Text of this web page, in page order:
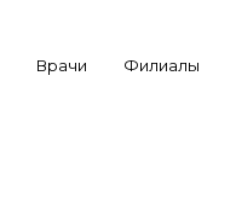
Врачи Филиалы